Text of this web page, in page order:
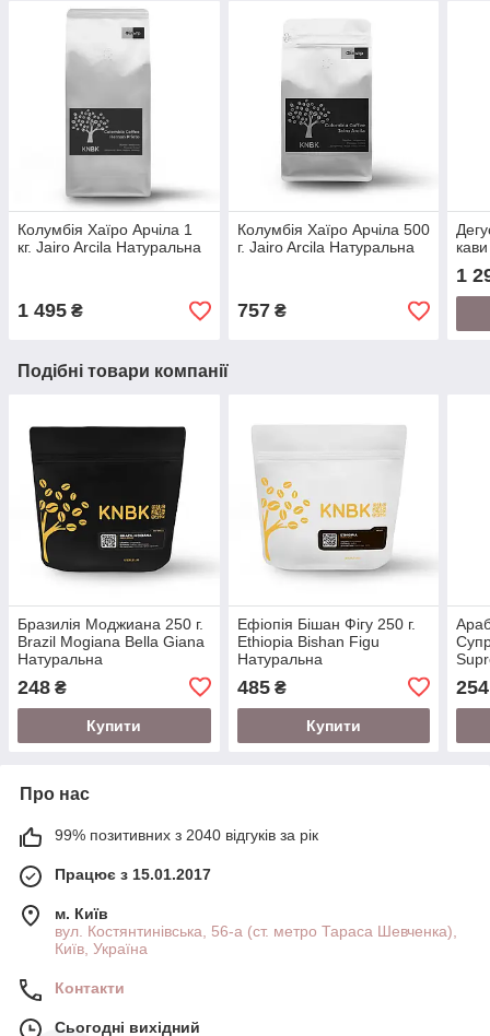
Колумбія Хаїро Арчіла 1
кг. Jairo Arcila Натуральна
1 495 ₴
Колумбія Хаїро Арчіла 500
г. Jairo Arcila Натуральна
757₴
1
Подібні товари компанії
Бразилія Моджиана 250 г.
Brazil Mogiana Bella Giana
Натуральна
248 ₴
Купити
Ефіопія Бішан Фігу 250 г.
Ethiopia Bishan Figu
Натуральна
485₴
Купити
254
Про нас
99% позитивних з 2040 відгуків за рік
Працює з 15.01.2017
м. Київ
вул. Костянтинівська, 56-а (ст. метро Тараса Шевченка),
Київ, Україна
Контакти
Сьогодні вихідний